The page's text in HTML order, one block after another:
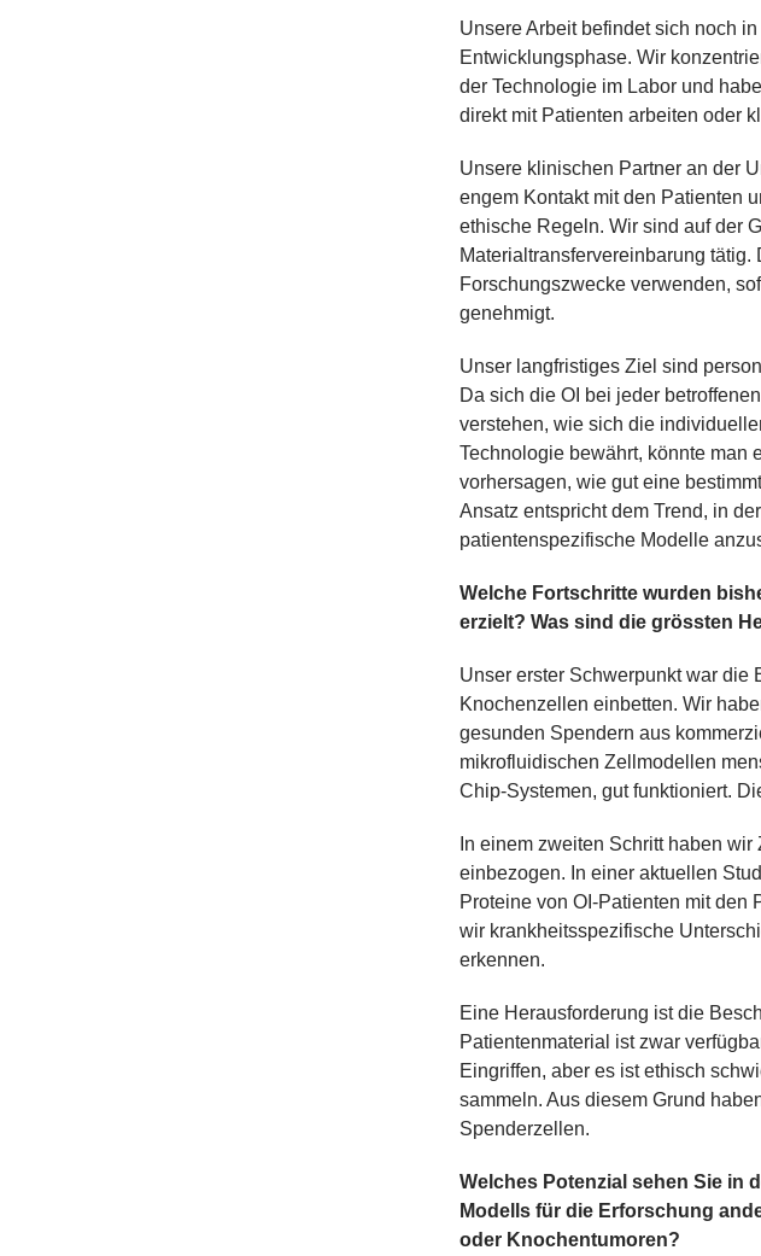
Unsere Arbeit befindet sich noch
Entwicklungsphase. Wir
der Technologie im Labor und
direkt mit Patienten arbeiten oder
Unsere klinischen Partner an der
engem Kontakt mit den Patienten
ethische Regeln. Wir sind auf der
Materialtransfervereinbarung
Forschungszwecke verwenden,
genehmigt.
Unser langfristiges Ziel sind
Da sich die OI bei jeder
verstehen, wie sich die
Technologie bewährt, könnte man
vorhersagen, wie gut eine
Ansatz entspricht dem Trend, in
patientenspezifische Modelle
Welche Fortschritte wurden
erzielt? Was sind die grössten
Unser erster Schwerpunkt war die
Knochenzellen einbetten. Wir
gesunden Spendern aus
mikrofluidischen Zellmodellen
Chip-Systemen, gut funktioniert.
In einem zweiten Schritt haben
einbezogen. In einer aktuellen
Proteine von OI-Patienten mit den
wir krankheitsspezifische
erkennen.
Eine Herausforderung ist die
Patientenmaterial ist zwar
Eingriffen, aber es ist ethisch
sammeln. Aus diesem Grund
Spenderzellen.
Welches Potenzial sehen Sie in
Modells für die Erforschung
oder Knochentumoren?